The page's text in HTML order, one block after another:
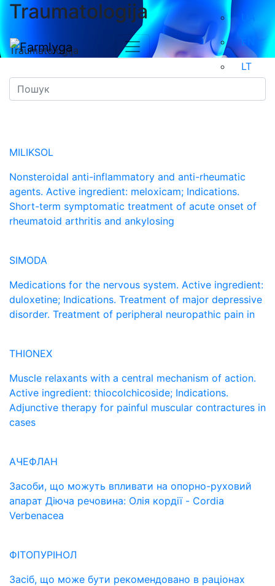
UA
EN
LT
Traumatologija
/
Traumatologija
MILIKSOL
Nonsteroidal anti-inflammatory and anti-rheumatic
agents. Active ingredient: meloxicam; Indications.
Short-term symptomatic treatment of acute onset of
rheumatoid arthritis and ankylosing
SIMODA
Medications for the nervous system. Active ingredient:
duloxetine; Indications. Treatment of major depressive
disorder. Treatment of peripheral neuropathic pain in
THIONEX
Muscle relaxants with a central mechanism of action.
Active ingredient: thiocolchicoside; Indications.
Adjunctive therapy for painful muscular contractures in
cases
АЧЕФЛАН
Засоби, що можуть впливати на опорно-руховий
апарат Діюча речовина: Олія кордії - Cordia
Verbenacea
ФІТОПУРІНОЛ
Засіб, що може бути рекомендовано в раціонах